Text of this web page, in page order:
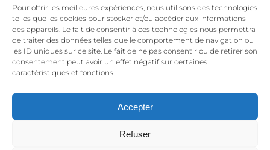
Pour offrir les meilleures expériences, nous utilisons des technologies
telles que les cookies pour stocker et/ou accéder aux informations
des appareils. Le fait de consentir à ces technologies nous permettra
de traiter des données telles que le comportement de navigation ou
les ID uniques sur ce site. Le fait de ne pas consentir ou de retirer son
consentement peut avoir un effet négatif sur certaines
caractéristiques et fonctions.
Accepter
Refuser
Soyez le premier à laisser votre avis sur
“Collier triangle géométrique brossé”
Votre adresse e-mail ne sera pas publiée.
Les champs obligatoires sont indiqués avec
*